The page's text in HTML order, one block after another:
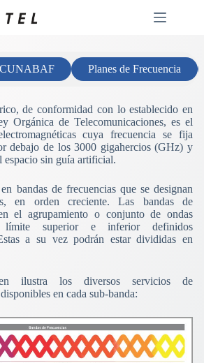
CUNABAF Planes de Frecuencia
de conformidad con lo establecido en
Orgánica de Telecomunicaciones, es el
cuya frecuencia se fija
debajo de los 3000 gigahercios (GHz) y
espacio sin guía artificial.
bandas de frecuencias que se designan
en orden creciente. Las bandas de
el agrupamiento o conjunto de ondas
límite superior e inferior definidos
a su vez podrán estar divididas en
ilustra los diversos servicios de
en cada sub-banda: